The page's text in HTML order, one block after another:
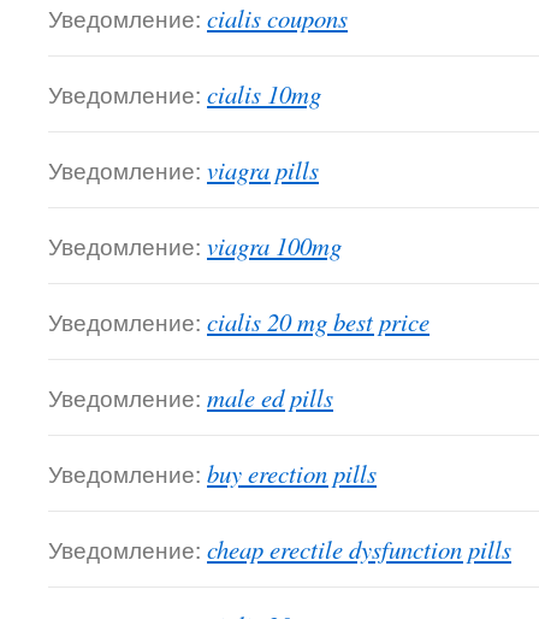
Уведомление: cialis coupons
Уведомление: cialis 10mg
Уведомление: viagra pills
Уведомление: viagra 100mg
Уведомление: cialis 20 mg best price
Уведомление: male ed pills
Уведомление: buy erection pills
Уведомление: cheap erectile dysfunction pills